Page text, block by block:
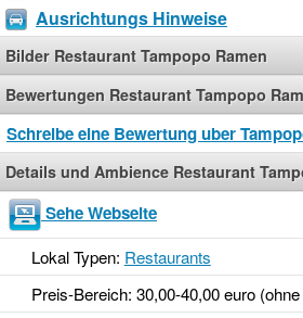
Ausrichtungs Hinweise
Bilder Restaurant Tampopo Ramen
Bewertungen Restaurant Tampopo
Schreibe eine Bewertung uber
Details und Ambience Restaurant
Sehe Webseite
Lokal Typen: Restaurants
Preis-Bereich: 30,00-40,00 euro